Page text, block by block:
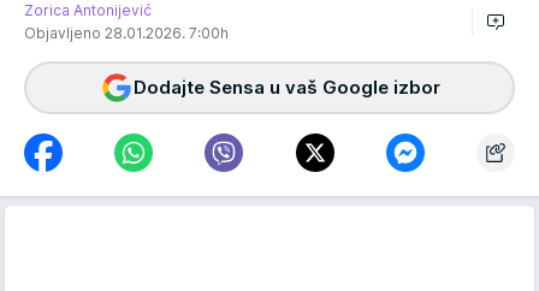
Zorica Antonijević
Objavljeno 28.01.2026. 7:00h
Dodajte Sensa u vaš Google izbor